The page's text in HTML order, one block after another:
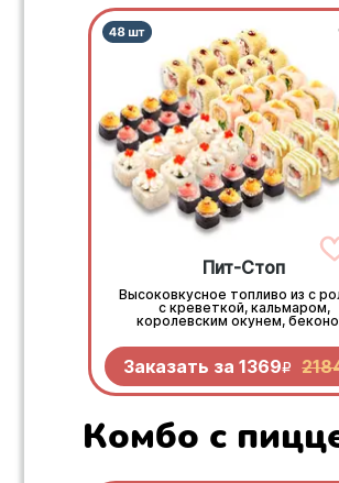
Пит-Стоп
Высоковкусное топливо из с
с креветкой, кальмаром,
королевским окунем,
крабом и пикантными
Заправься до полного!
Заказать за 1369R
Комбо с